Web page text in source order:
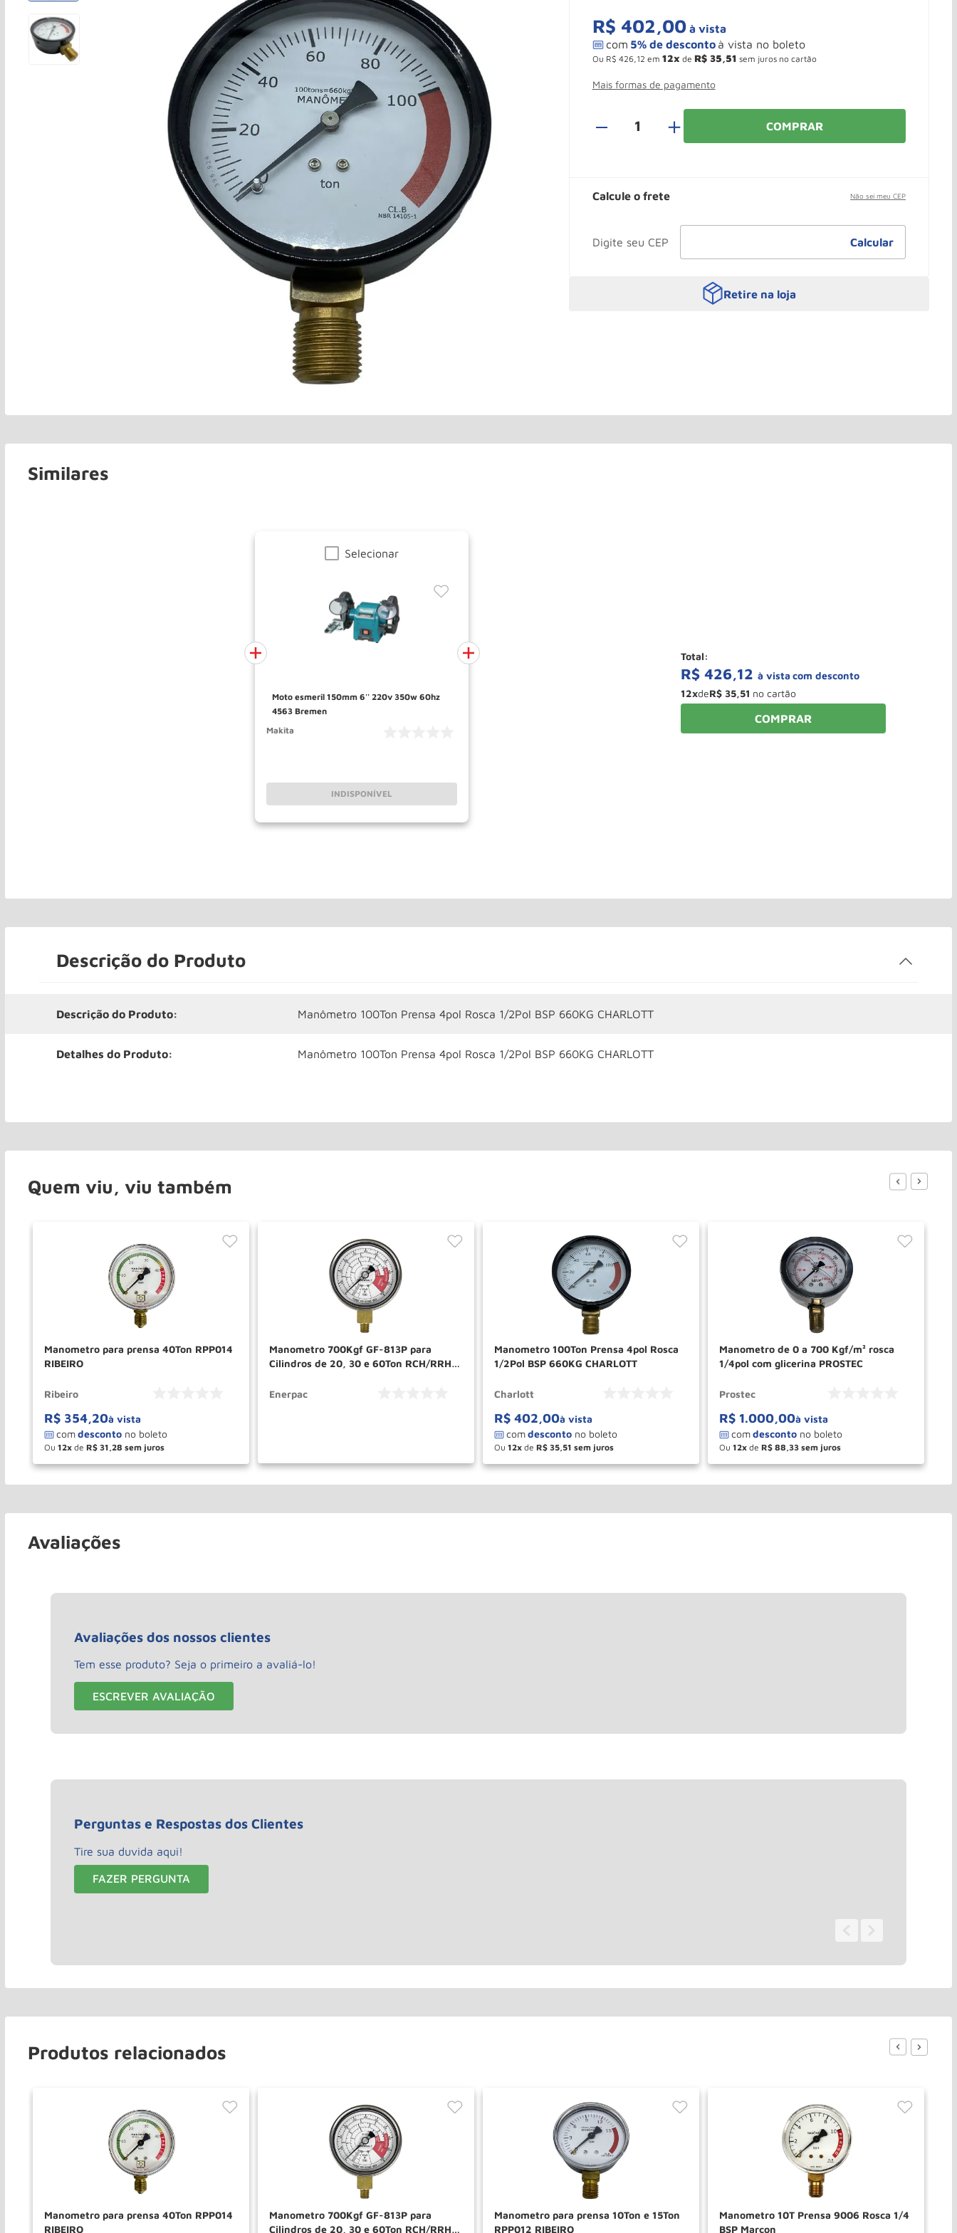
R$ 402 ,00à vista
Ou R$ 426, 12 em 12 de R$ 35,51 sem juros no cartão
Mais formas de pagamento
＋ COMPRAR
Calcule o frete Não sei meu CEP
Retire na loja
Similares
Selecionar
Moto esmeril 150mm 6'' 220v 350w 60hz
4563 Bremen
Makita
INDISPONÍVEL
R$ 426,12 à vista
12xdeR$ 35,51
Total:
COMPRAR
Descrição do Produto
Descrição do Produto: Manômetro 100Ton Prensa 4pol Rosca 1/2Pol BSP 660KG CHARLOTT
Detalhes do Produto: Manômetro 100Ton Prensa 4pol Rosca 1/2Pol BSP 660KG CHARLOTT
Quem viu, viu também
Manometro para prensa 40Ton RPP014
RIBEIRO
Ribeiro
R$ 354,20à vista
Ou 12 de R$ 31,28
＋
－ COMPRAR
Manometro 700Kgf GF-813P para
Cilindros de 20, 30 e 60Ton RCH/RRH
Enerpac
Manometro 100Ton Prensa 4pol Rosca
1/2Pol BSP 660KG CHARLOTT
Charlott
R$ 402,00à vista
Ou 12 de R$ 35,51
＋
－ COMPRAR
Manometro de 0 a 700 Kgf/m² rosca
1/4pol com glicerina PROSTEC
Prostec
R$ 1.000,00à vista
Ou 12 de R$ 88,33
＋
－ COMPRAR
Avaliações
Avaliações dos nossos clientes
Tem esse produto? Seja o primeiro a avaliá-lo!
ESCREVER AVALIAÇÃO
Perguntas e Respostas dos Clientes
Tire sua duvida aqui!
FAZER PERGUNTA
Produtos relacionados
Manometro para prensa 40Ton RPP014
RIBEIRO
Manometro 700Kgf GF-813P para
Cilindros de 20, 30 e 60Ton RCH/RRH
Manometro para prensa 10Ton e 15Ton
RPP012 RIBEIRO
Manometro 10T Prensa 9006 Rosca 1/4
BSP Marcon